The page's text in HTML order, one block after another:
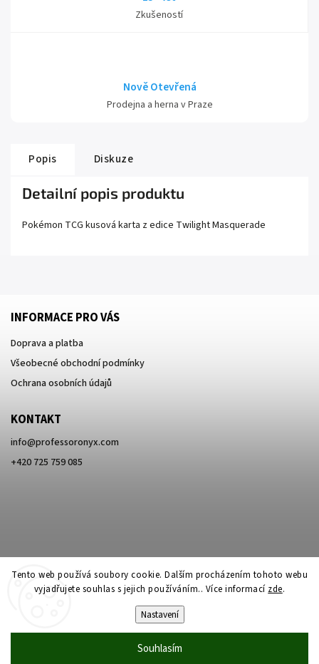
Tento web používá soubory cookie. Dalším procházením tohoto webu
vyjadřujete souhlas s jejich používáním.. Více informací zde.
Nastavení
Souhlasím
Zkušeností
Nově Otevřená
Prodejna a herna v Praze
Popis Diskuze
Detailní popis produktu
Pokémon TCG kusová karta z edice Twilight Masquerade
INFORMACE PRO VÁS
Doprava a platba
Všeobecné obchodní podmínky
Ochrana osobních údajů
KONTAKT
info@professoronyx.com
+420 725 759 085
Professor Onyx. Všechna práva vyhrazena.